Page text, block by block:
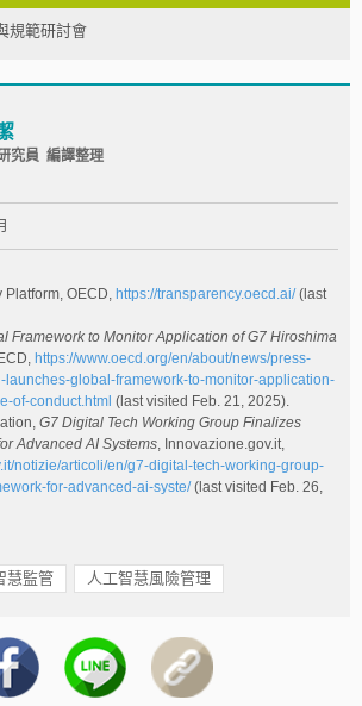
規範研討會
究員 編譯整理
OECD, https://transparency.oecd.ai/(last
Framework to Monitor Application of G7 Hiroshima
https://www.oecd.org/en/about/news/press-
launches-global-framework-to-monitor-application-
of-conduct.html (last visited Feb. 21, 2025).
G7 Digital Tech Working Group Finalizes
Advanced AI Systems , Innovazione.gov.it,
notizie/articoli/en/g7-digital-tech-working-group-
for-advanced-ai-syste/(last visited Feb. 26,
慧監管 人工智慧風險管理